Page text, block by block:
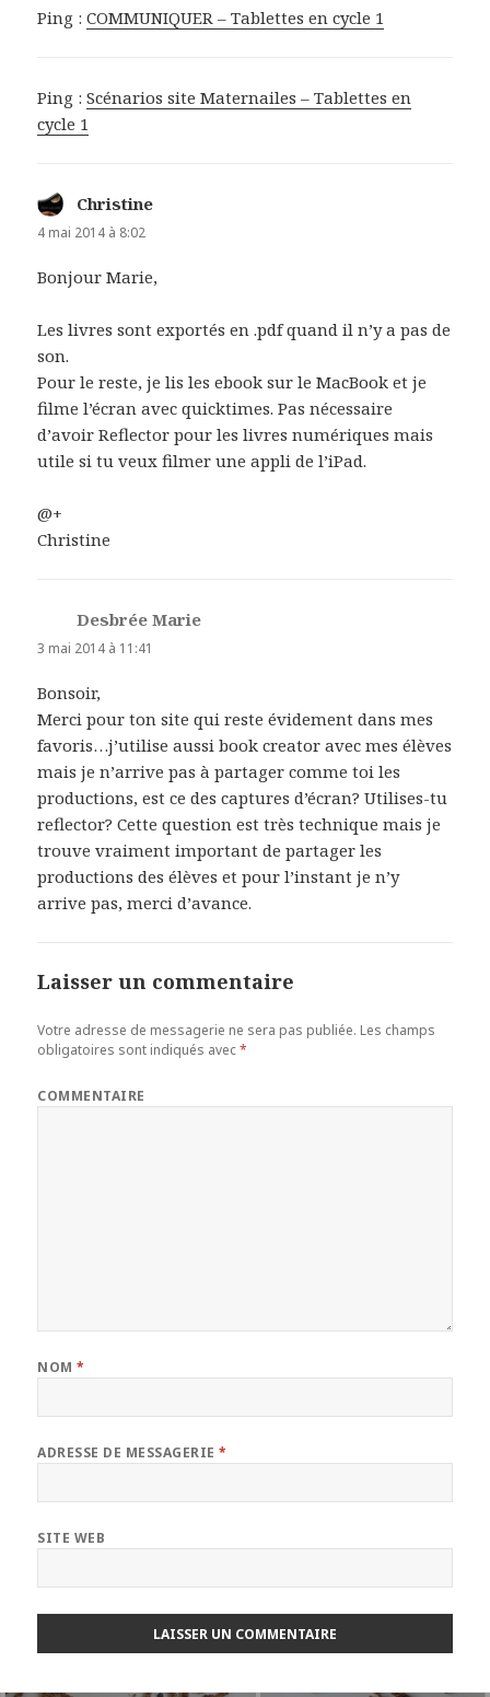
Ping :COMMUNIQUER – Tablettes en cycle 1
Ping :Scénarios site Maternailes – Tablettes en
cycle 1
Christine
4 mai 2014 à 8:02
Bonjour Marie,
Les livres sont exportés en .pdf quand il n’y a pas de
son.
Pour le reste, je lis les ebook sur le MacBook et je
filme l’écran avec quicktimes. Pas nécessaire
d’avoir Reflector pour les livres numériques mais
utile si tu veux filmer une appli de l’iPad.
@+
Christine
Desbrée Marie
3 mai 2014 à 11:41
Bonsoir,
Merci pour ton site qui reste évidement dans mes
favoris…j’utilise aussi book creator avec mes élèves
mais je n’arrive pas à partager comme toi les
productions, est ce des captures d’écran? Utilises-tu
reflector? Cette question est très technique mais je
trouve vraiment important de partager les
productions des élèves et pour l’instant je n’y
arrive pas, merci d’avance.
Laisser un commentaire
Votre adresse de messagerie ne sera pas publiée. Les champs
obligatoires sont indiqués avec*
COMMENTAIRE
NOM*
ADRESSE DE MESSAGERIE*
SITE WEB